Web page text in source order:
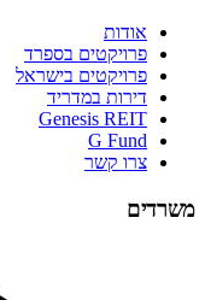
אודות
פרויקטים בספרד
פרויקטים בישראל
דירות במדריד
Genesis REIT
G Fund
צרו קשר
משרדים